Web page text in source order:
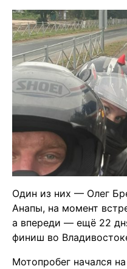
Один из них — Олег
Анапы, на момент
а впереди — ещё 22
финиш во
Мотопробег начался